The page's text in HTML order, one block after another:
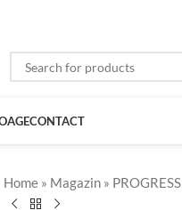
CONTACT
Home » Magazin »